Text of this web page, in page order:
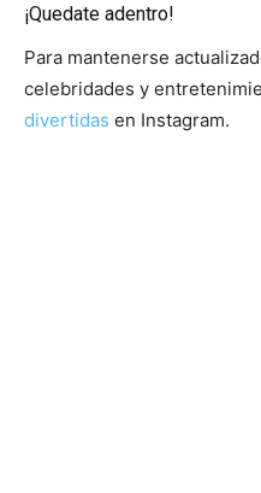
¡Quedate adentro!
Para mantenerse
celebridades y
divertidas en Instagram.